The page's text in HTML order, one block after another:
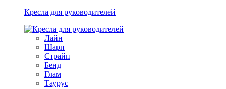
Кресла для руководителей
Лайн
Шарп
Страйп
Бенд
Глам
Таурус